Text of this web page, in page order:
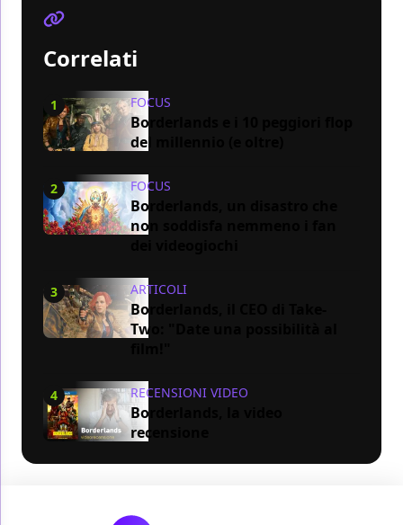
Correlati
1 FOCUS
Borderlands e i 10 peggiori flop
del millennio (e oltre)
2 FOCUS
Borderlands, un disastro che
non soddisfa nemmeno i fan
3 ARTICOLI
Borderlands, il CEO di Take-
Two: "Date una possibilità al
4 RECENSIONI VIDEO
Borderlands, la video
recensione